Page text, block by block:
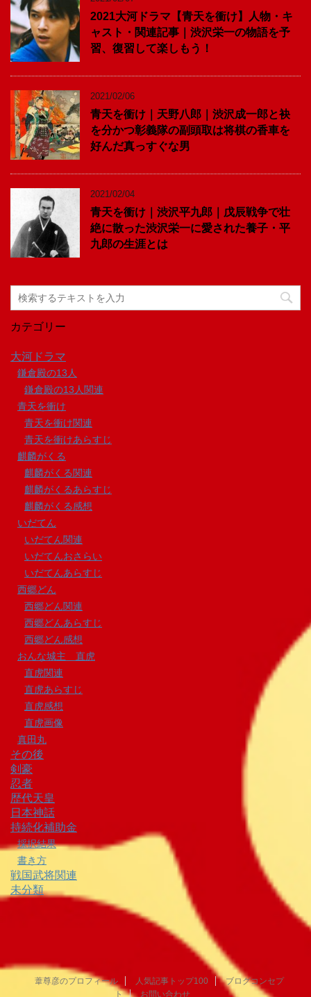
2021大河ドラマ【青天を衝け】人物・キ
ャスト・関連記事｜渋沢栄一の物語を予
習、復習して楽しもう！
2021/02/06
青天を衝け｜天野八郎｜渋沢成一郎と袂
を分かつ彰義隊の副頭取は将棋の香車を
好んだ真っすぐな男
2021/02/04
青天を衝け｜渋沢平九郎｜戊辰戦争で壮
絶に散った渋沢栄一に愛された養子・平
九郎の生涯とは
カテゴリー
大河ドラマ
鎌倉殿の13人
鎌倉殿の13人関連
青天を衝け
青天を衝け関連
青天を衝けあらすじ
麒麟がくる
麒麟がくる関連
麒麟がくるあらすじ
麒麟がくる感想
いだてん
いだてん関連
いだてんおさらい
いだてんあらすじ
西郷どん
西郷どん関連
西郷どんあらすじ
西郷どん感想
おんな城主 直虎
直虎関連
直虎あらすじ
直虎感想
直虎画像
真田丸
その後
剣豪
忍者
歴代天皇
日本神話
持続化補助金
採択結果
書き方
戦国武将関連
未分類
葦尊彦のプロフィール 人気記事トップ100
ブログコンセプ
ト
お問い合わせ